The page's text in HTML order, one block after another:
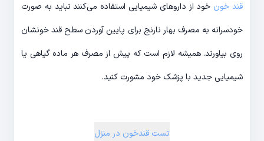
قند خون خود از داروهای شیمیایی استفاده می‌کنند نباید به صورت
خودسرانه به مصرف بهار نارنج برای پایین آوردن سطح قند خونشان
روی بیاورند. همیشه لازم است که پیش از مصرف هر ماده گیاهی یا
شیمیایی جدید با پزشک خود مشورت کنید.
تست قندخون در منزل